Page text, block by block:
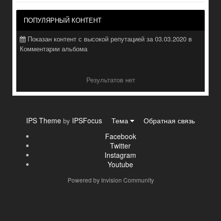
ПОПУЛЯРНЫЙ КОНТЕНТ
Показан контент с высокой репутацией за 03.03.2020 в
Комментарии альбома
Результатов нет
IPS Theme by IPSFocus Тема
Обратная связь
Facebook
Twitter
Instagram
Youtube
Powered by Invision Community